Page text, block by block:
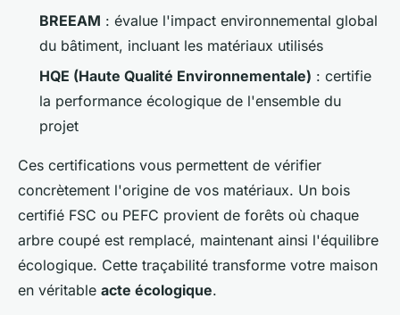
BREEAM : évalue l'impact environnemental global
du bâtiment, incluant les matériaux utilisés
HQE (Haute Qualité Environnementale) : certifie
la performance écologique de l'ensemble du
projet
Ces certifications vous permettent de vérifier
concrètement l'origine de vos matériaux. Un bois
certifié FSC ou PEFC provient de forêts où chaque
arbre coupé est remplacé, maintenant ainsi l'équilibre
écologique. Cette traçabilité transforme votre maison
en véritable acte écologique.